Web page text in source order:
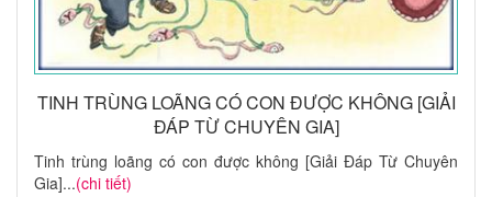
TINH TRÙNG LOÃNG CÓ CON ĐƯỢC KHÔNG [GIẢI
ĐÁP TỪ CHUYÊN GIA]
Tinh trùng loãng có con được không [Giải Đáp Từ Chuyên
Gia]...(chi tiết)